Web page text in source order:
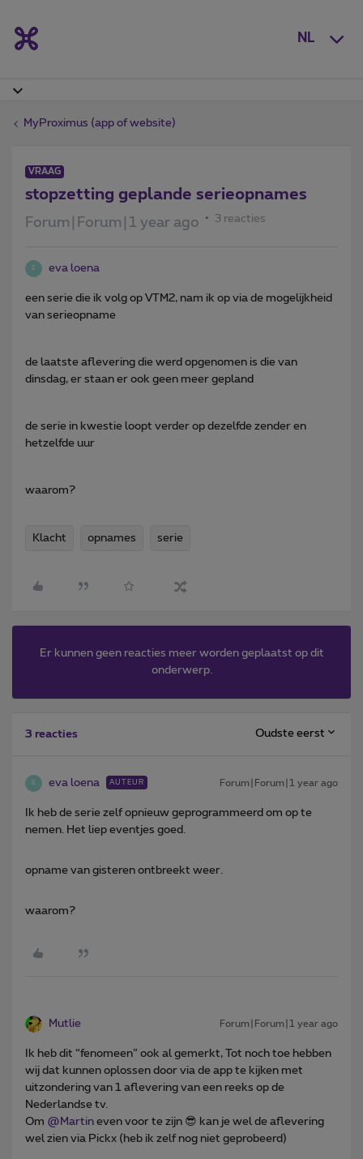
NL
MyProximus (app of website)
VRAAG
stopzetting geplande serieopnames
Forum|Forum|1 year ago 3 reacties
E eva loena
een serie die ik volg op VTM2, nam ik op via de mogelijkheid
van serieopname
de laatste aflevering die werd opgenomen is die van
dinsdag, er staan er ook geen meer gepland
de serie in kwestie loopt verder op dezelfde zender en
hetzelfde uur
waarom?
Klacht opnames serie
Er kunnen geen reacties meer worden geplaatst op dit
onderwerp.
3 reacties Oudste eerst
E eva loena AUTEUR Forum|Forum|1 year ago
Ik heb de serie zelf opnieuw geprogrammeerd om op te
nemen. Het liep eventjes goed.
opname van gisteren ontbreekt weer.
waarom?
Mutlie Forum|Forum|1 year ago
Ik heb dit “fenomeen” ook al gemerkt, Tot noch toe hebben
wij dat kunnen oplossen door via de app te kijken met
uitzondering van 1 aflevering van een reeks op de
Nederlandse tv.
Om ​ @Martin even voor te zijn 😎 kan je wel de aflevering
wel zien via Pickx (heb ik zelf nog niet geprobeerd)